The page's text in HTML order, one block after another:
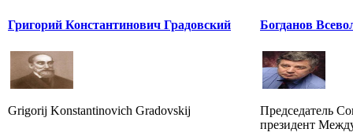
Григорий Константинович Градовский
Grigorij Konstantinovich Gradovskij
Богданов
Председатель
президент